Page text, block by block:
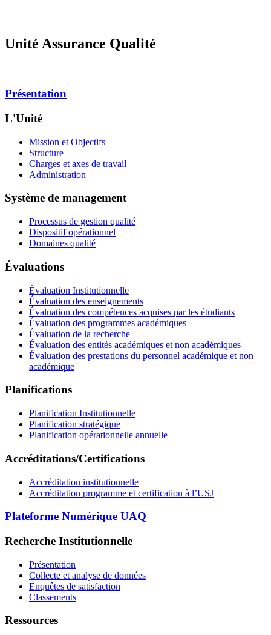
Unité Assurance Qualité
Présentation
L'Unité
Mission et Objectifs
Structure
Charges et axes de travail
Administration
Système de management
Processus de gestion qualité
Dispositif opérationnel
Domaines qualité
Évaluations
Évaluation Institutionnelle
Évaluation des enseignements
Évaluation des compétences acquises par les étudiants
Évaluation des programmes académiques
Évaluation de la recherche
Évaluation des entités académiques et non académiques
Évaluation des prestations du personnel académique et non
académique
Planifications
Planification Institutionnelle
Planification stratégique
Planification opérationnelle annuelle
Accréditations/Certifications
Accréditation institutionnelle
Accréditation programme et certification à l’USJ
Plateforme Numérique UAQ
Recherche Institutionnelle
Présentation
Collecte et analyse de données
Enquêtes de satisfaction
Classements
Ressources